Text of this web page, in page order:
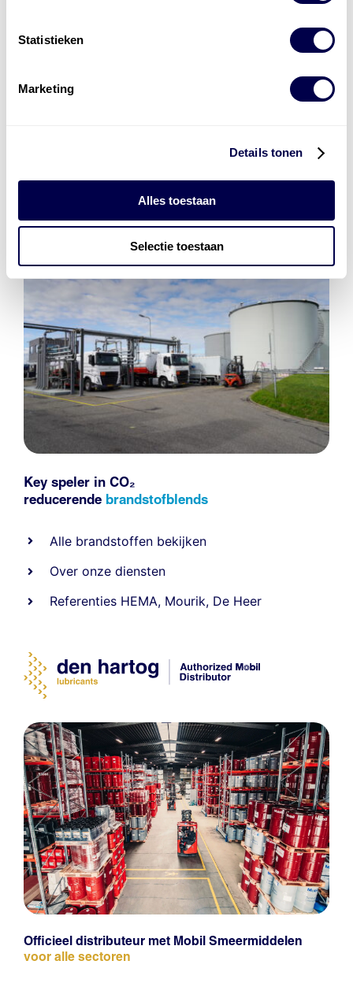
Statistieken
Marketing
Details tonen
Alles toestaan
Selectie toestaan
Energiebeheer
Key speler in CO₂
reducerende brandstofblends
Alle brandstoffen bekijken
Over onze diensten
Referenties HEMA, Mourik, De Heer
Officieel distributeur met Mobil Smeermiddelen
voor alle sectoren